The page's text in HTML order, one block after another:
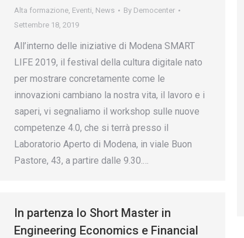
Alta formazione, Eventi, News By Democenter
Settembre 18, 2019
All’interno delle iniziative di Modena SMART
LIFE 2019, il festival della cultura digitale nato
per mostrare concretamente come le
innovazioni cambiano la nostra vita, il lavoro e i
saperi, vi segnaliamo il workshop sulle nuove
competenze 4.0, che si terrà presso il
Laboratorio Aperto di Modena, in viale Buon
Pastore, 43, a partire dalle 9.30.…
In partenza lo Short Master in
Engineering Economics e Financial